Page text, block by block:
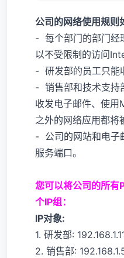
公司的网络使用规则
- 每个部门的部门经
以不受限制的访问
- 研发部的员工只能
- 销售部和技术支持
收发电子邮件、使
之外的网络应用都将
- 公司的网站和电子
服务端口。
您可以将公司的所有
个IP组：
IP对象:
1. 研发部:
2. 销售部: